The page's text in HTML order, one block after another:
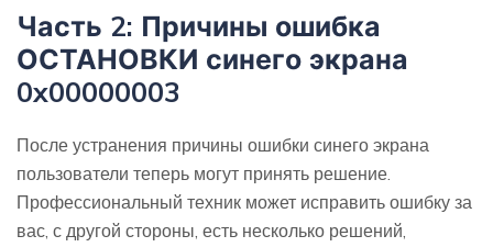
Часть 2: Причины ошибка
ОСТАНОВКИ синего экрана
0x00000003
После устранения причины ошибки синего экрана
пользователи теперь могут принять решение.
Профессиональный техник может исправить ошибку за
вас, с другой стороны, есть несколько решений,